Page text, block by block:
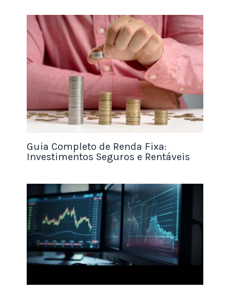
O Ether é outra altcoin. No entanto, não foi
derivadodo Bitcoin. Foi projetado por Vitalik
Buterin, Dr. Gavin Wood e alguns outros para ser
usado no Ethereum, a maior máquina virtual
baseada em blockchain do mundo. O Ether (ETH)
é usado para pagar os participantes da rede pelo
trabalho de validação de transações que suas
máquinas realizam. Também é usado como
de se tornar um validador e proponente de blocos.
Guia Completo de Renda Fixa:
Investimentos Seguros e Rentáveis